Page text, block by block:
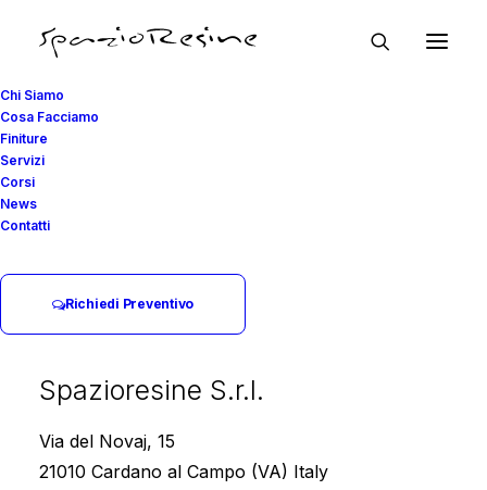
Chi Siamo
Cosa Facciamo
Finiture
Servizi
Corsi
News
Contatti
Richiedi Preventivo
Spazioresine S.r.l.
Via del Novaj, 15
21010 Cardano al Campo (VA) Italy
COSA FACCIAMO
Capannoni
Home page
Cosa Facciamo
Pavimenti in Resina